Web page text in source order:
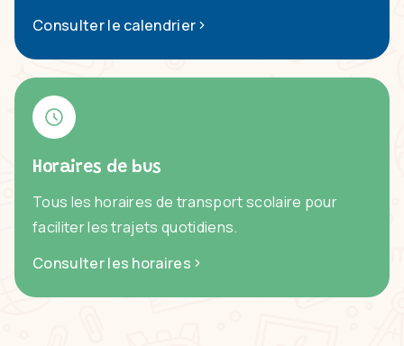
Consulter le calendrier
Horaires de bus
Tous les horaires de transport scolaire pour
faciliter les trajets quotidiens.
Consulter les horaires